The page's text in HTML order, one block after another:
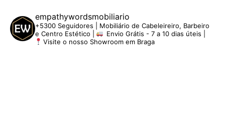
empathywordsmobiliario
+5300 Seguidores | Mobiliário de Cabeleireiro, Barbeiro
e Centro Estético |
Envio Grátis - 7 a 10 dias úteis |
Visite o nosso Showroom em Braga